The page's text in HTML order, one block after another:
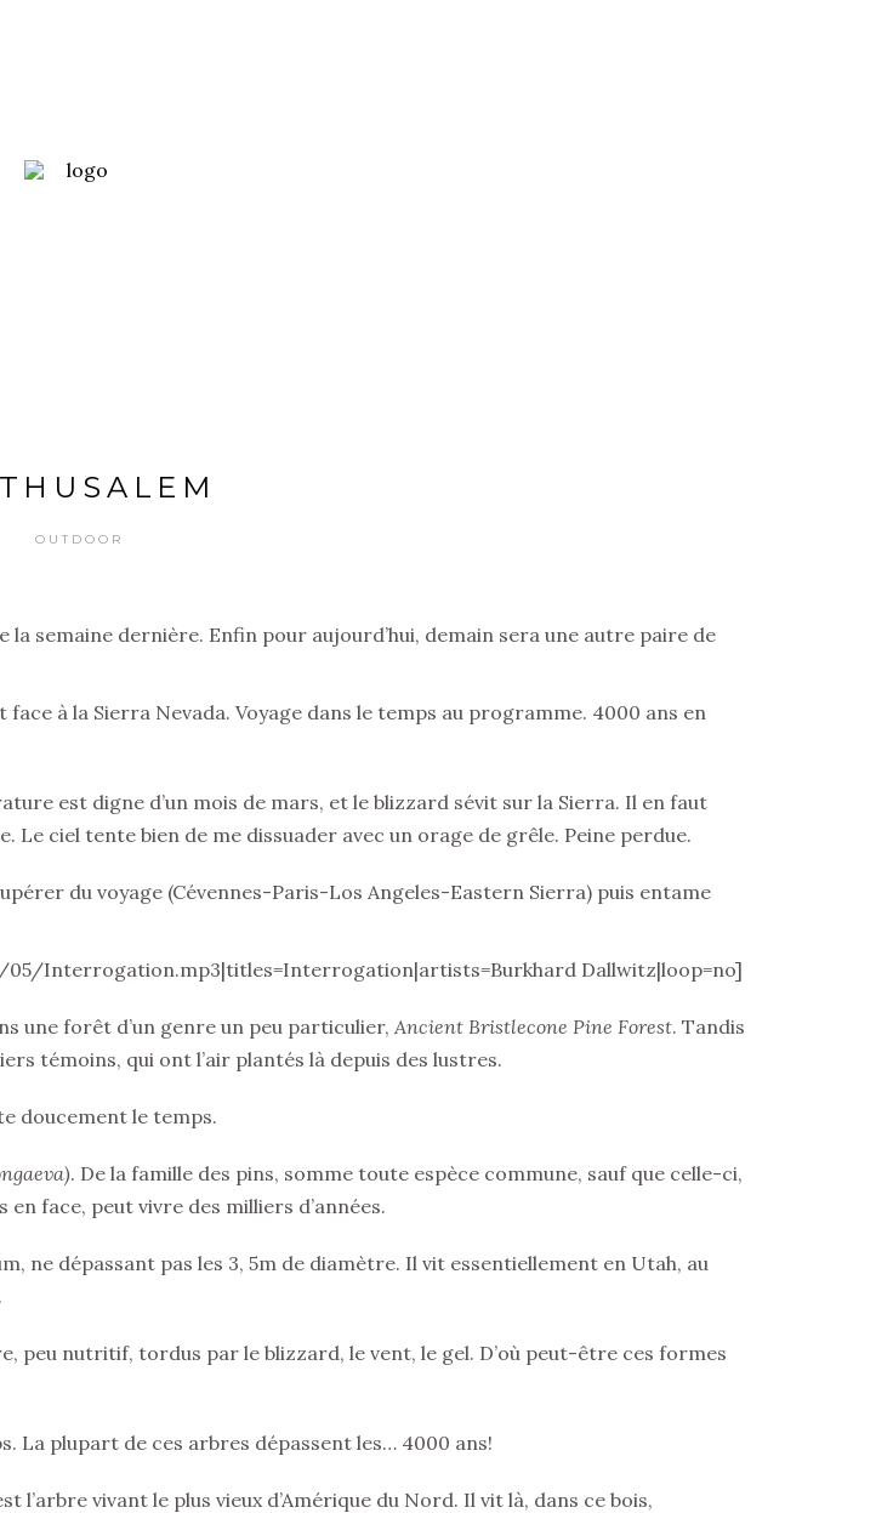
OUTDOOR
semaine dernière. Enfin pour aujourd’hui, demain sera une autre paire de
face à la Sierra Nevada. Voyage dans le temps au programme. 4000 ans en
est digne d’un mois de mars, et le blizzard sévit sur la Sierra. Il en faut
ciel tente bien de me dissuader avec un orage de grêle. Peine perdue.
du voyage (Cévennes-Paris-Los Angeles-Eastern Sierra) puis entame
Interrogation.mp3|titles=Interrogation|artists=Burkhard Dallwitz|loop=no]
une forêt d’un genre un peu particulier, Ancient Bristlecone Pine Forest. Tandis
témoins, qui ont l’air plantés là depuis des lustres.
doucement le temps.
. De la famille des pins, somme toute espèce commune, sauf que celle-ci,
en face, peut vivre des milliers d’années.
ne dépassant pas les 3, 5m de diamètre. Il vit essentiellement en Utah, au
peu nutritif, tordus par le blizzard, le vent, le gel. D’où peut-être ces formes
La plupart de ces arbres dépassent les… 4000 ans!
l’arbre vivant le plus vieux d’Amérique du Nord. Il vit là, dans ce bois,